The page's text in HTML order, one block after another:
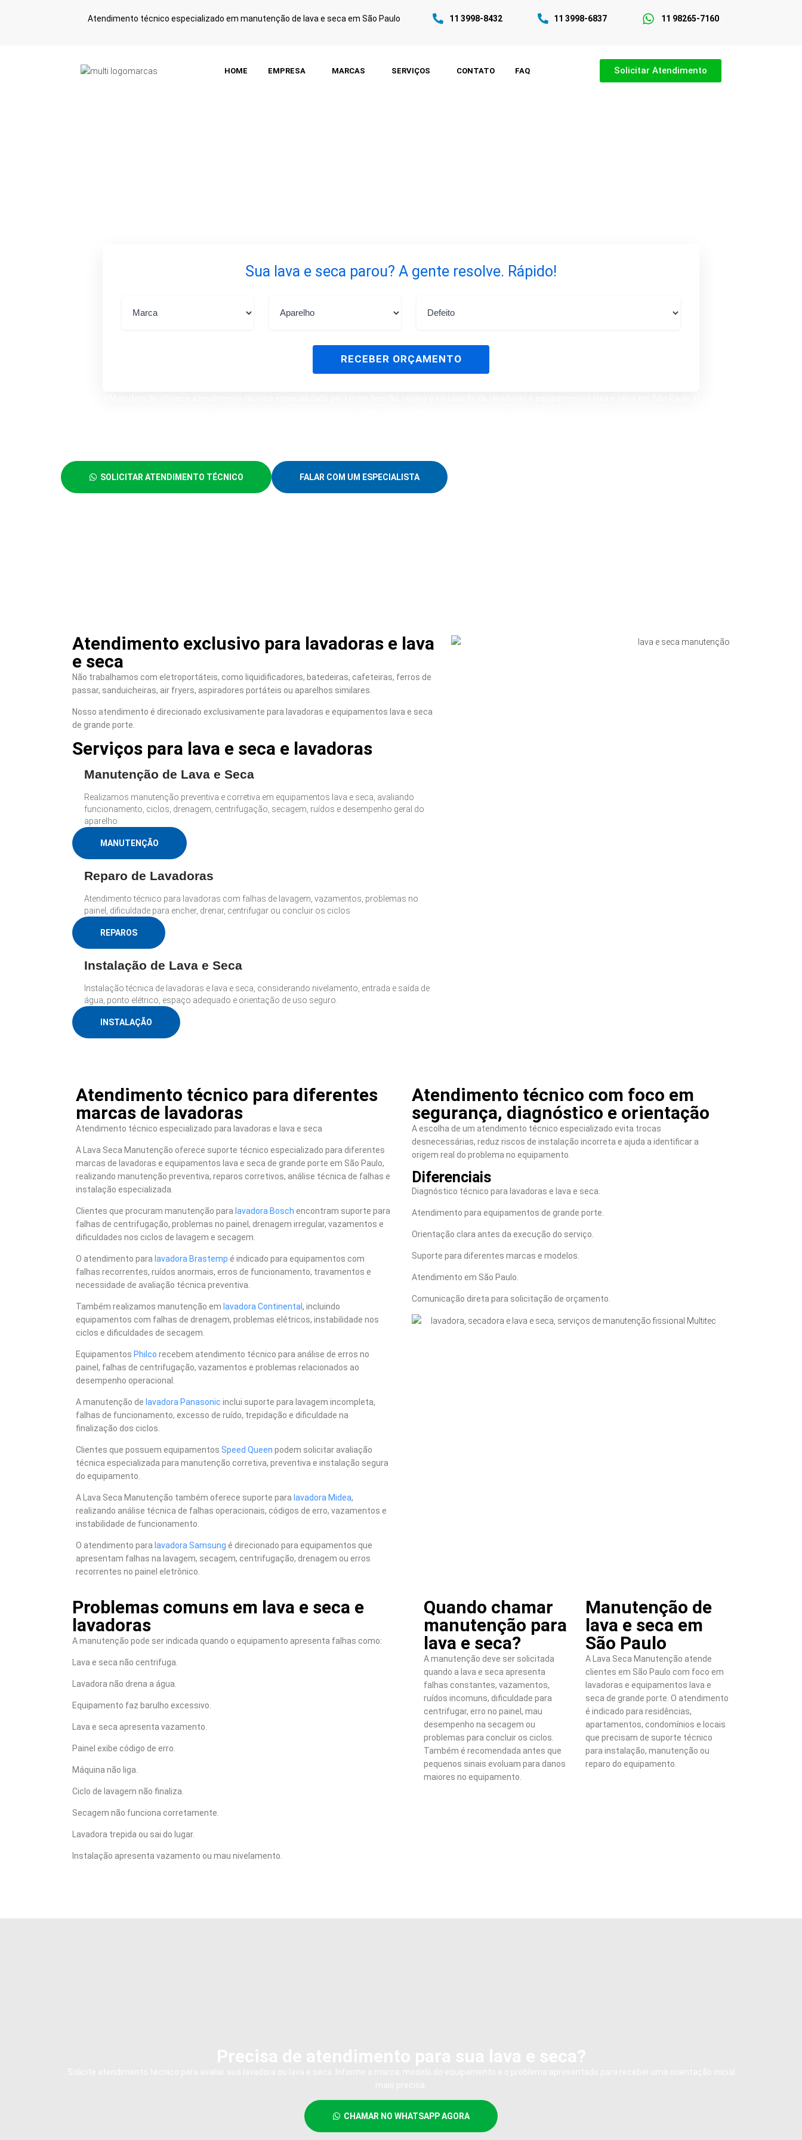
Atendimento técnico especializado em manutenção de lava e seca em São Paulo 11 3998-8432 11 3998-6837 11 98265-7160
HOME EMPRESA MARCAS SERVIÇOS CONTATO FAQ Solicitar Atendimento
Sua lava e seca parou? A gente resolve. Rápido!
RECEBER ORÇAMENTO
SOLICITAR ATENDIMENTO TÉCNICO FALAR COM UM ESPECIALISTA
Atendimento exclusivo para lavadoras e lava
e seca
Não trabalhamos com eletroportáteis, como liquidificadores, batedeiras, cafeteiras, ferros de
passar, sanduicheiras, air fryers, aspiradores portáteis ou aparelhos similares.
Nosso atendimento é direcionado exclusivamente para lavadoras e equipamentos lava e seca
de grande porte.
Serviços para lava e seca e lavadoras
Manutenção de Lava e Seca
Realizamos manutenção preventiva e corretiva em equipamentos lava e seca, avaliando
funcionamento, ciclos, drenagem, centrifugação, secagem, ruídos e desempenho geral do
aparelho.
MANUTENÇÃO
Reparo de Lavadoras
Atendimento técnico para lavadoras com falhas de lavagem, vazamentos, problemas no
painel, dificuldade para encher, drenar, centrifugar ou concluir os ciclos
REPAROS
Instalação de Lava e Seca
Instalação técnica de lavadoras e lava e seca, considerando nivelamento, entrada e saída de
água, ponto elétrico, espaço adequado e orientação de uso seguro.
INSTALAÇÃO
Atendimento técnico para diferentes
marcas de lavadoras
Atendimento técnico especializado para lavadoras e lava e seca
A Lava Seca Manutenção oferece suporte técnico especializado para diferentes
marcas de lavadoras e equipamentos lava e seca de grande porte em São Paulo,
realizando manutenção preventiva, reparos corretivos, análise técnica de falhas e
instalação especializada.
Clientes que procuram manutenção para lavadora Bosch encontram suporte para
falhas de centrifugação, problemas no painel, drenagem irregular, vazamentos e
dificuldades nos ciclos de lavagem e secagem.
O atendimento para lavadora Brastemp é indicado para equipamentos com
falhas recorrentes, ruídos anormais, erros de funcionamento, travamentos e
necessidade de avaliação técnica preventiva.
Também realizamos manutenção em lavadora Continental, incluindo
equipamentos com falhas de drenagem, problemas elétricos, instabilidade nos
ciclos e dificuldades de secagem.
Equipamentos Philco recebem atendimento técnico para análise de erros no
painel, falhas de centrifugação, vazamentos e problemas relacionados ao
desempenho operacional.
A manutenção de lavadora Panasonic inclui suporte para lavagem incompleta,
falhas de funcionamento, excesso de ruído, trepidação e dificuldade na
finalização dos ciclos.
Clientes que possuem equipamentosSpeed Queen podem solicitar avaliação
técnica especializada para manutenção corretiva, preventiva e instalação segura
do equipamento.
A Lava Seca Manutenção também oferece suporte para lavadora Midea,
realizando análise técnica de falhas operacionais, códigos de erro, vazamentos e
instabilidade de funcionamento.
O atendimento para lavadora Samsung é direcionado para equipamentos que
apresentam falhas na lavagem, secagem, centrifugação, drenagem ou erros
recorrentes no painel eletrônico.
Atendimento técnico com foco em
segurança, diagnóstico e orientação
A escolha de um atendimento técnico especializado evita trocas
desnecessárias, reduz riscos de instalação incorreta e ajuda a identificar a
origem real do problema no equipamento.
Diferenciais
Diagnóstico técnico para lavadoras e lava e seca.
Atendimento para equipamentos de grande porte.
Orientação clara antes da execução do serviço.
Suporte para diferentes marcas e modelos.
Atendimento em São Paulo.
Comunicação direta para solicitação de orçamento.
Problemas comuns em lava e seca e
lavadoras
A manutenção pode ser indicada quando o equipamento apresenta falhas como:
Lava e seca não centrifuga.
Lavadora não drena a água.
Equipamento faz barulho excessivo.
Lava e seca apresenta vazamento.
Painel exibe código de erro.
Máquina não liga.
Ciclo de lavagem não finaliza.
Secagem não funciona corretamente.
Lavadora trepida ou sai do lugar.
Instalação apresenta vazamento ou mau nivelamento.
Quando chamar
manutenção para
lava e seca?
A manutenção deve ser solicitada
quando a lava e seca apresenta
falhas constantes, vazamentos,
ruídos incomuns, dificuldade para
centrifugar, erro no painel, mau
desempenho na secagem ou
problemas para concluir os ciclos.
Também é recomendada antes que
pequenos sinais evoluam para danos
maiores no equipamento.
Manutenção de
lava e seca em
São Paulo
A Lava Seca Manutenção atende
clientes em São Paulo com foco em
lavadoras e equipamentos lava e
seca de grande porte. O atendimento
é indicado para residências,
apartamentos, condomínios e locais
que precisam de suporte técnico
para instalação, manutenção ou
reparo do equipamento.
CHAMAR NO WHATSAPP AGORA